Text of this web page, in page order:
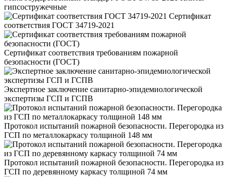
гипсостружечные
Сертификат
соответствия ГОСТ 34719-2021
Сертификат соответствия требованиям пожарной
безопасности (ГОСТ)
Экспертное заключение санитарно-эпидемиологической
экспертизы ГСП и ГСПВ
Протокол испытаний пожарной безопасности. Перегородка из
ГСП по металлокаркасу толщиной 148 мм
Протокол испытаний пожарной безопасности. Перегородка из
ГСП по деревянному каркасу толщиной 74 мм